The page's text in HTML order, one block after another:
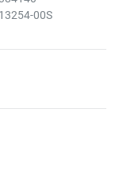
13254-00S